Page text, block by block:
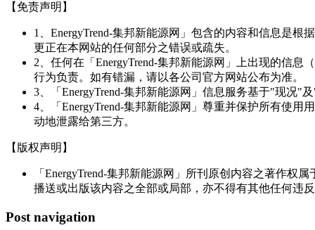
【免责声明】
1、EnergyTrend-集邦新能源网」包含的内容和信息是
更正在本网站的任何部分之错误或疏失。
2、任何在「EnergyTrend-集邦新能源网」上出现的信
行为负责。如有错漏，请以各公司官方网站公布为准。
3、「EnergyTrend-集邦新能源网」信息服务基于"现况"
4、「EnergyTrend-集邦新能源网」尊重并保护所有使
动地泄露给第三方。
【版权声明】
「EnergyTrend-集邦新能源网」所刊原创内容之著作权
播送或出版该内容之全部或局部，亦不得有其他任何违反
Post navigation